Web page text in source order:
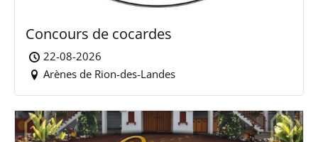
Concours de cocardes
22-08-2026
Arènes de Rion-des-Landes